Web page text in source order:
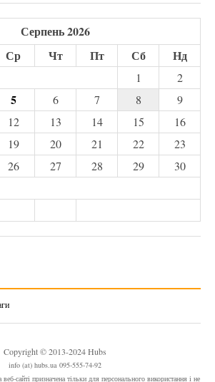
Серпень 2026
Ср Чт Пт Сб Нд
1
2
5 6 7 8
9
12 13 14 15
16
19 20 21 22
23
26 27 28 29
30
Copyright © 2013-2024 Hubs
info (at) hubs.ua 095-555-74-92
сайті призначена тільки для персонального використання і не